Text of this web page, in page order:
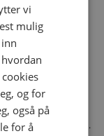
Classic-smokken.
vi
mulig
og for
også på
for å